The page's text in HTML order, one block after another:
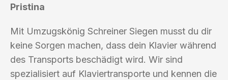
Pristina
Mit Umzugskönig Schreiner Siegen musst du dir
keine Sorgen machen, dass dein Klavier während
des Transports beschädigt wird. Wir sind
spezialisiert auf Klaviertransporte und kennen die